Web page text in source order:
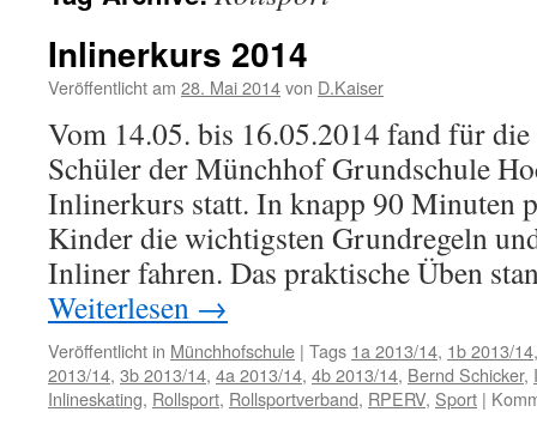
Inlinerkurs 2014
Veröffentlicht am 28. Mai 2014von D.Kaiser
Vom 14.05. bis 16.05.2014 fand für
Schüler der Münchhof Grundschule
Inlinerkurs statt. In knapp 90 Minuten
Kinder die wichtigsten Grundregeln
Inliner fahren. Das praktische Üben
Weiterlesen →
Veröffentlicht in Münchhofschule | Tags 1a 2013/14, 1b 2013/14
2013/14, 3b 2013/14, 4a 2013/14, 4b 2013/14, Bernd Schicker,
Inlineskating, Rollsport, Rollsportverband, RPERV, Sport |